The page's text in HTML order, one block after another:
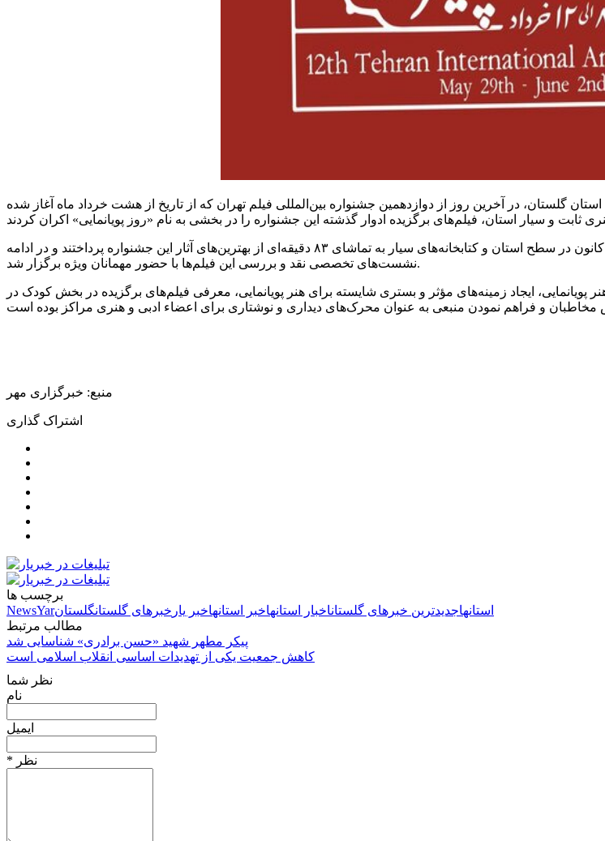
گلستان، در آخرین روز از دوازدهمین جشنواره بین‌المللی فیلم تهران که از تاریخ از هشت خرداد ماه آغاز شده
در این روز تعداد زیادی از اعضا، مربیان، کودکان و نوجوانان با حضور در سالن‌های مراکز کانون در سطح استان و کتابخانه‌های سیار به تماشای ۸۳ دقیقه‌ای از بهترین‌های آثار این جشنواره پرداختند و در ادامه
نشست‌های تخصصی نقد و بررسی این فیلم‌ها با حضور مهمانان ویژه برگزار شد.
ایجاد زمینه‌های مؤثر و بستری شایسته برای هنر پویانمایی، معرفی فیلم‌های برگزیده در بخش کودک در
منبع: خبرگزاری مهر
اشتراک گذاری
برچسب ها
NewsYar
استانهاجدیدترین خبرهای گلستاناخبار استانهاخبر استانهاخبر یار خبرهای گلستانگلستان
مطالب مرتبط
پیکر مطهر شهید «حسن برادری» شناسایی شد
کاهش جمعیت یکی از تهدیدات اساسی انقلاب اسلامی است
نظر شما
نام
ایمیل
* نظر